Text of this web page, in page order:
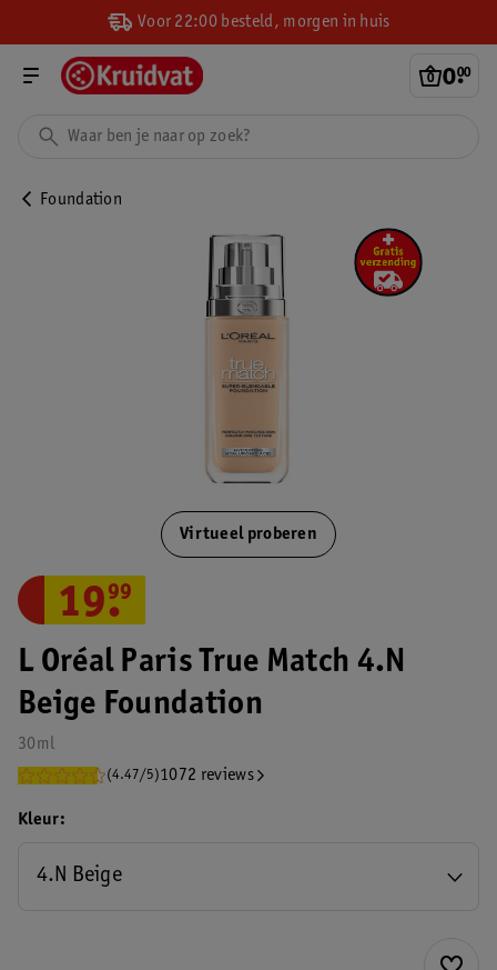
Voor 22:00 besteld, morgen in huis
0.
00
Foundation
Virtueel proberen
L Oréal Paris True Match 4.N
Beige Foundation
30ml
(4.47/5)1072 reviews
19.
99
Kleur
4.N Beige